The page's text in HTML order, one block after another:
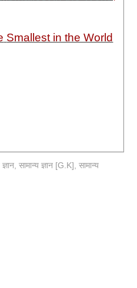
Smallest in the World
,सामान्य ज्ञान [G.K] ,सामान्य